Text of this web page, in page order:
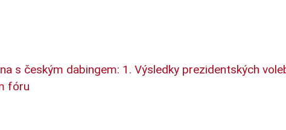
s českým dabingem: 1. Výsledky prezidentských
fóru